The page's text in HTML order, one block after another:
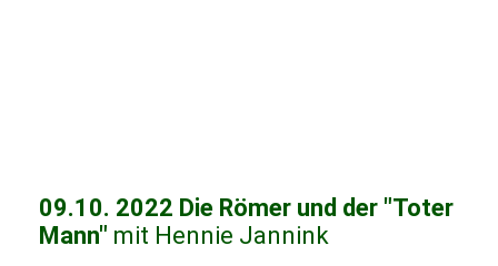
09.10. 2022 Die Römer und der "Toter
Mann" mit Hennie Jannink